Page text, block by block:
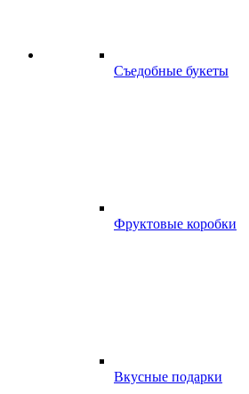
Съедобные букеты
Фруктовые коробки
Вкусные подарки